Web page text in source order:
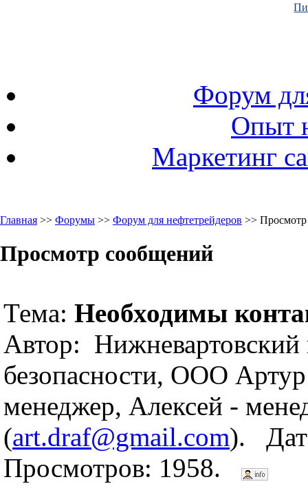
Форум
Опыт
Маркетинг
Главная >> Форумы >> Форум для нефтетрейдеров >>
Просмотр сообщений
Тема: Необходимы
Автор: Нижневартовский
безопасности, ООО
менеджер, Алексей -
(art.draf@gmail.com).
Просмотров: 1958.